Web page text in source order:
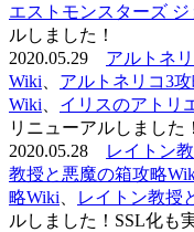
エストモンスターズ
ルしました！
2020.05.29 アルトネ
Wiki
アルトネリコ3
Wiki
イリスのアトリ
リニューアルしました！
2020.05.28
レイトン
教授と悪魔の箱攻略
略Wiki
レイトン教授
ルしました！SSL化も